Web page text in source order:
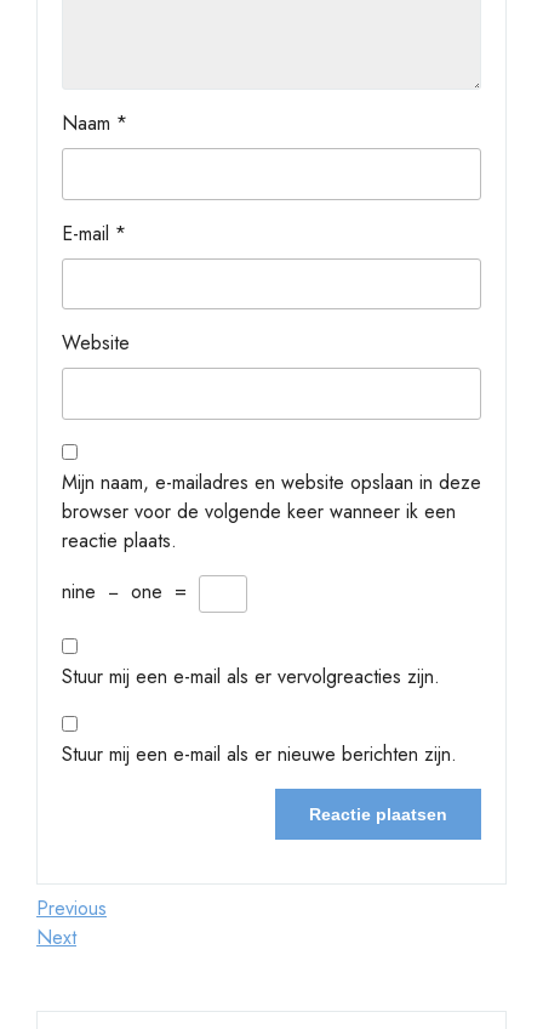
Naam *
E-mail *
Website
Mijn naam, e-mailadres en website opslaan in deze
browser voor de volgende keer wanneer ik een
reactie plaats.
nine − one =
Stuur mij een e-mail als er vervolgreacties zijn.
Stuur mij een e-mail als er nieuwe berichten zijn.
Berichtnavigatie
Previous
Post
Previous
Next
Next